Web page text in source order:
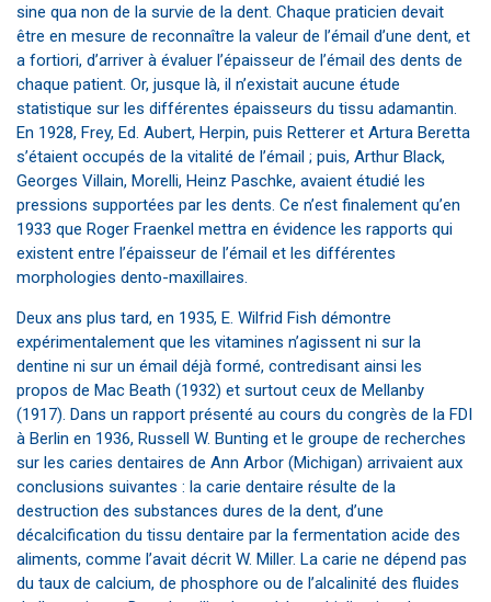
sine qua non de la survie de la dent. Chaque praticien devait
être en mesure de reconnaître la valeur de l’émail d’une dent, et
a fortiori, d’arriver à évaluer l’épaisseur de l’émail des dents de
chaque patient. Or, jusque là, il n’existait aucune étude
statistique sur les différentes épaisseurs du tissu adamantin.
En 1928, Frey, Ed. Aubert, Herpin, puis Retterer et Artura Beretta
s’étaient occupés de la vitalité de l’émail ; puis, Arthur Black,
Georges Villain, Morelli, Heinz Paschke, avaient étudié les
pressions supportées par les dents. Ce n’est finalement qu’en
1933 que Roger Fraenkel mettra en évidence les rapports qui
existent entre l’épaisseur de l’émail et les différentes
morphologies dento-maxillaires.
Deux ans plus tard, en 1935, E. Wilfrid Fish démontre
expérimentalement que les vitamines n’agissent ni sur la
dentine ni sur un émail déjà formé, contredisant ainsi les
propos de Mac Beath (1932) et surtout ceux de Mellanby
(1917). Dans un rapport présenté au cours du congrès de la FDI
à Berlin en 1936, Russell W. Bunting et le groupe de recherches
sur les caries dentaires de Ann Arbor (Michigan) arrivaient aux
conclusions suivantes : la carie dentaire résulte de la
destruction des substances dures de la dent, d’une
décalcification du tissu dentaire par la fermentation acide des
aliments, comme l’avait décrit W. Miller. La carie ne dépend pas
du taux de calcium, de phosphore ou de l’alcalinité des fluides